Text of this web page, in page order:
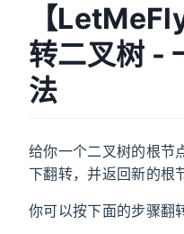
【
转二叉树 -
法
给你一个二叉树的根节
下翻转，并返回新的根
你可以按下面的步骤翻